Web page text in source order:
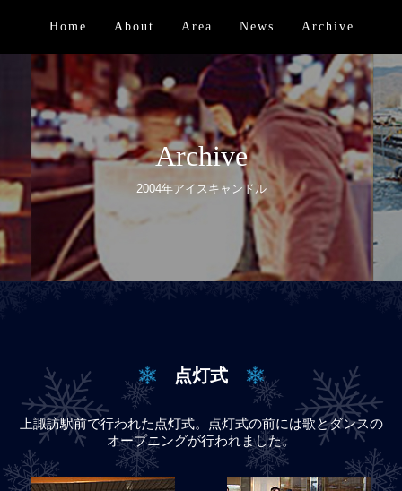
Home About Area News Archive
Archive
2004年アイスキャンドル
点灯式
上諏訪駅前で行われた点灯式。点灯式の前には歌とダンスの
オープニングが行われました。